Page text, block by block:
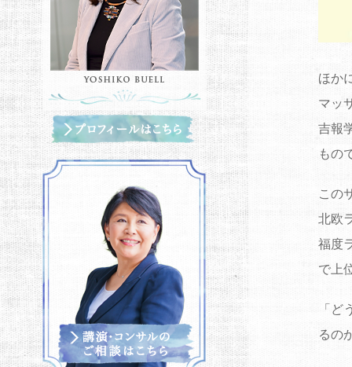
ほか
マッ
吉報
もの
この
北欧
福度
で上
「ど
るの